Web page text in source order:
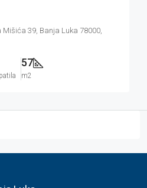
Mišića 39, Banja Luka 78000,
57
m2